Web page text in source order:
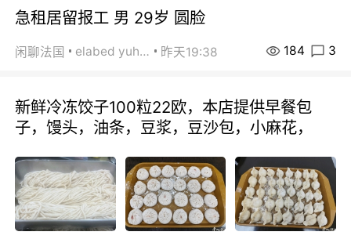
急租居留报工 男 29岁 圆脸
闲聊法国 elabed yuhua 昨天19:38 184 3
新鲜冷冻饺子100粒22欧，本店提供早餐包
子，馒头，油条，豆浆，豆沙包，小麻花，